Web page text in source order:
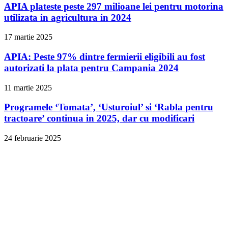
APIA plateste peste 297 milioane lei pentru motorina
utilizata in agricultura in 2024
17 martie 2025
APIA: Peste 97% dintre fermierii eligibili au fost
autorizati la plata pentru Campania 2024
11 martie 2025
Programele ‘Tomata’, ‘Usturoiul’ si ‘Rabla pentru
tractoare’ continua in 2025, dar cu modificari
24 februarie 2025